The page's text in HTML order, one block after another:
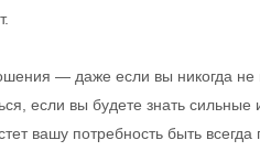
— даже если вы никогда не
если вы будете знать
вашу потребность быть